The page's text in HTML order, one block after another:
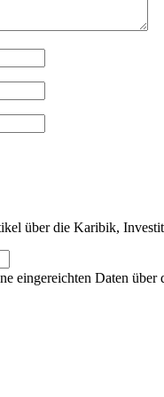
über die Karibik,
eingereichten Daten